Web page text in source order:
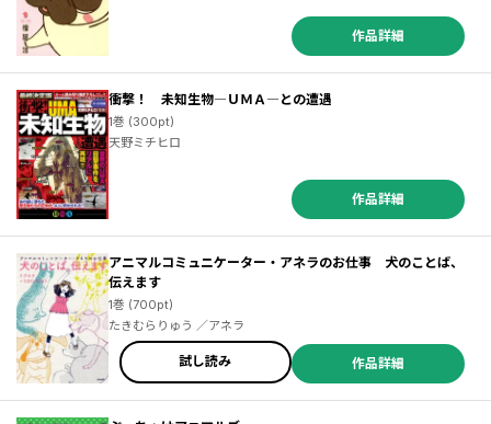
作品詳細
衝撃！ 未知生物―ＵＭＡ―との遭遇
1巻 (300pt)
天野ミチヒロ
作品詳細
アニマルコミュニケーター・アネラのお仕事 犬のことば、
伝えます
1巻 (700pt)
たきむらりゅう ／アネラ
試し読み 作品詳細